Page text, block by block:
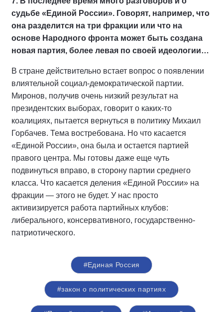
судьбе «Единой России». Говорят, например, что
она разделится на три фракции или что на
основе Народного фронта может быть создана
новая партия, более левая по своей идеологии…
В стране действительно встает вопрос о появлении
влиятельной социал-демократической партии.
Миронов, получив очень низкий результат на
президентских выборах, говорит о каких-то
коалициях, пытается вернуться в политику Михаил
Горбачев. Тема востребована. Но что касается
«Единой России», она была и остается партией
правого центра. Мы готовы даже еще чуть
подвинуться вправо, в сторону партии среднего
класса. Что касается деления «Единой России» на
фракции — этого не будет. У нас просто
активизируется работа партийных клубов:
либерального, консервативного, государственно-
патриотического.
#Единая Россия
#закон о политических партиях